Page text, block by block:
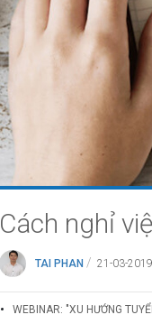
Cách nghỉ
TAI PHAN / 21-03-2019
WEBINAR: "XU HƯỚNG